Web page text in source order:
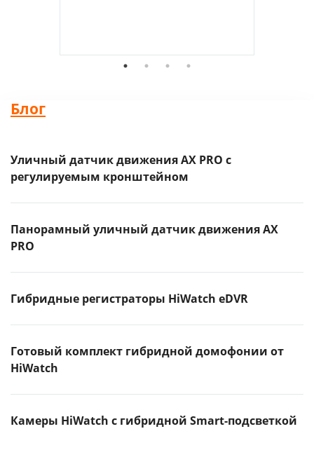
Блог
Уличный датчик движения AX PRO с
регулируемым кронштейном
Панорамный уличный датчик движения AX
PRO
Гибридные регистраторы HiWatch eDVR
Готовый комплект гибридной домофонии от
HiWatch
Камеры HiWatch с гибридной Smart-подсветкой